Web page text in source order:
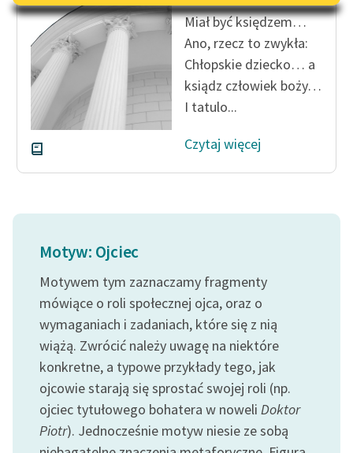
Lektury szkolne i klasyka
literatury do słuchania dla
uczennic i uczniów z
niepełnosprawnościami
E-kolekcja lektur
szkolnych i literatury do
słuchania dla uczennic i
uczniów z
niepełnosprawnościami
Popularyzacja
skandynawskiej literatury
feministycznej
Ręce pełne poezji
Kolekcje edukacyjne
twórców przechodzących
do domeny publicznej,
lektur szkolnych oraz
Starego Testamentu
Odkurzamy bohaterów
Miał być księdzem…
Ano, rzecz to zwykła:
Chłopskie dziecko… a
ksiądz człowiek boży…
I tatulo...
Czytaj więcej
Motyw: Ojciec
Motywem tym zaznaczamy fragmenty
mówiące o roli społecznej ojca, oraz o
wymaganiach i zadaniach, które się z nią
wiążą. Zwrócić należy uwagę na niektóre
konkretne, a typowe przykłady tego, jak
ojcowie starają się sprostać swojej roli (np.
ojciec tytułowego bohatera w noweli Doktor
Piotr). Jednocześnie motyw niesie ze sobą